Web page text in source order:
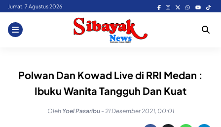
Skip
content
Jumat, 7 Agustus 2026
Polwan Dan Kowad Live di RRI Medan :
Ibuku Wanita Tangguh Dan Kuat
Oleh Yoel Pasaribu - 21 Desember 2021, 00:01